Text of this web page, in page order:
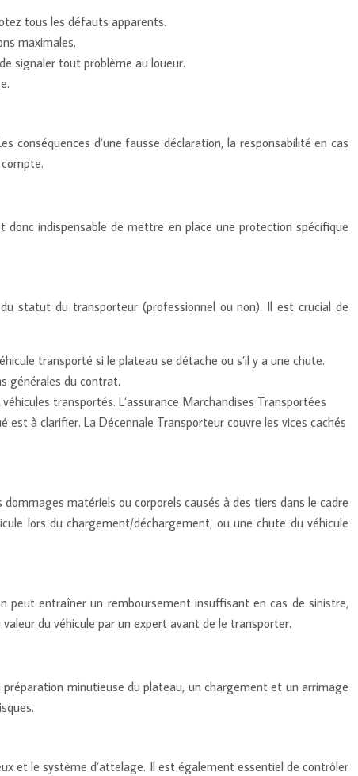
tous les défauts apparents.
maximales.
signaler tout problème au loueur.
conséquences d’une fausse déclaration, la responsabilité en cas
indispensable de mettre en place une protection spécifique
statut du transporteur (professionnel ou non). Il est crucial de
transporté si le plateau se détache ou s’il y a une chute.
générales du contrat.
transportés. L’assurance Marchandises Transportées
à clarifier. La Décennale Transporteur couvre les vices cachés
matériels ou corporels causés à des tiers dans le cadre
lors du chargement/déchargement, ou une chute du véhicule
peut entraîner un remboursement insuffisant en cas de sinistre,
du véhicule par un expert avant de le transporter.
minutieuse du plateau, un chargement et un arrimage
et le système d’attelage. Il est également essentiel de contrôler